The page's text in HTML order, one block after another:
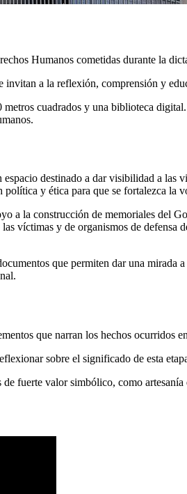
Humanos cometidas durante la
a la reflexión, comprensión y
cuadrados y una biblioteca
destinado a dar visibilidad a las
y ética para que se fortalezca la
a la construcción de memoriales del
víctimas y de organismos de
que permiten dar una
que narran los hechos ocurridos
sobre el significado de esta
fuerte valor simbólico, como